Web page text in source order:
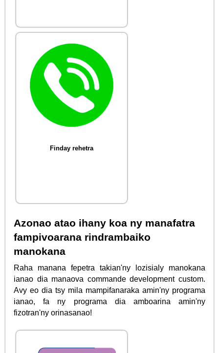
Finday rehetra
Azonao atao ihany koa ny manafatra
fampivoarana rindrambaiko
manokana
Raha manana fepetra takian'ny lozisialy manokana
ianao dia manaova commande development custom.
Avy eo dia tsy mila mampifanaraka amin'ny programa
ianao, fa ny programa dia amboarina amin'ny
fizotran'ny orinasanao!